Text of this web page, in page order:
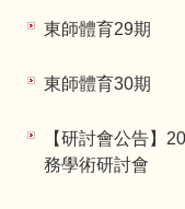
東師體育29期
東師體育30期
【研討會公告】
務學術研討會